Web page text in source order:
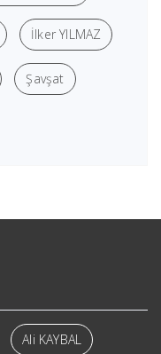
İlker YILMAZ
Şavşat
Ali KAYBAL